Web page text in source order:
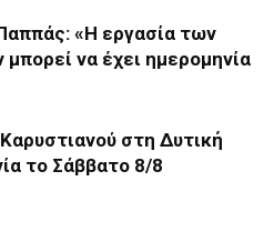
«Η εργασία των
να έχει ημερομηνία
στη Δυτική
το Σάββατο 8/8